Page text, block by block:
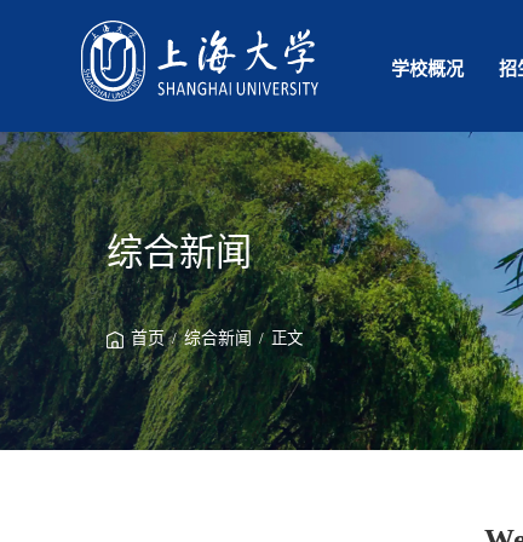
学校概况 招
综合新闻
首页/综合新闻 / 正文